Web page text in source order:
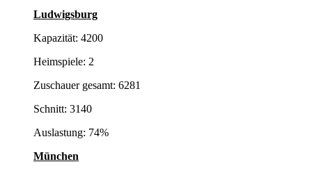
Ludwigsburg
Kapazität: 4200
Heimspiele: 2
Zuschauer gesamt: 6281
Schnitt: 3140
Auslastung: 74%
München